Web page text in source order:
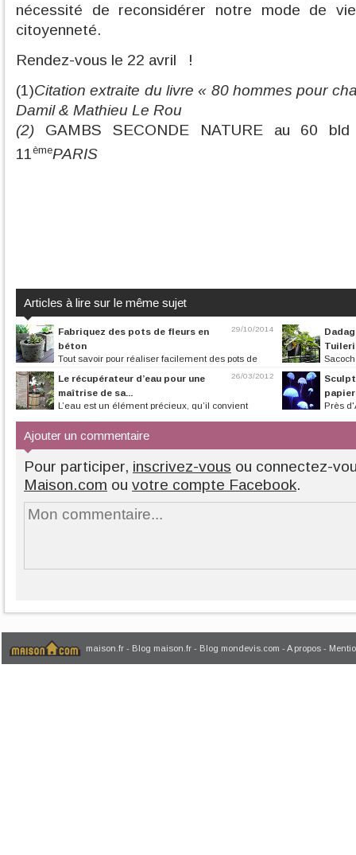
nécessité de reconsidérer notre mode de
citoyenneté.
Rendez-vous le 22 avril !
(1)Citation extraite du livre « 80 hommes pour
Damil & Mathieu Le Rou
(2) GAMBS SECONDE NATURE au 60 bld
11èmePARIS
Articles à lire sur le même sujet
29/10/2014
Fabriquez des pots de fleurs en
béton
Tout savoir pour réaliser facilement des pots de
fleurs en béton
26/03/2012
Le récupérateur d’eau pour une
maîtrise de sa...
L’eau est un élément précieux, qu’il convient
Près
Ajouter un commentaire
Pour participer, inscrivez-vous ou connectez-
Maison.com ou votre compte Facebook.
maison.fr - Blog maison.fr - Blog mondevis.com - A propos -